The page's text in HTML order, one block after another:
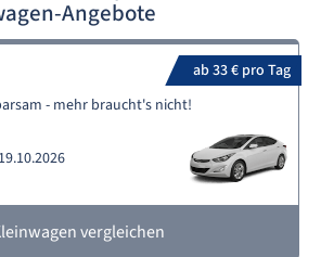
Angebote
ab 33 € pro Tag
- mehr braucht's nicht!
vergleichen